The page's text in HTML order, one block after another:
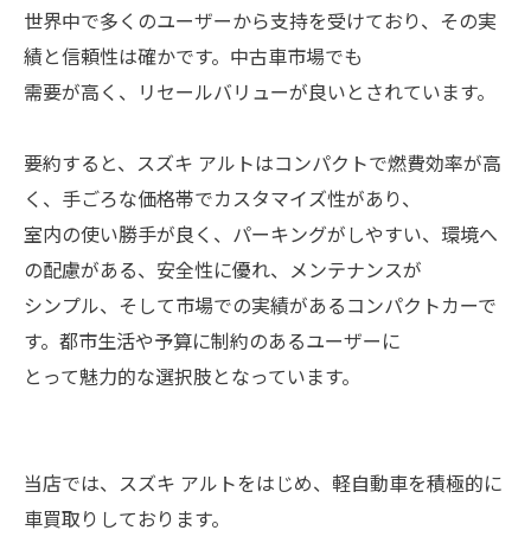
世界中で多くのユーザーから支持を受けており、その実
績と信頼性は確かです。中古車市場でも
需要が高く、リセールバリューが良いとされています。
要約すると、スズキ アルトはコンパクトで燃費効率が高
く、手ごろな価格帯でカスタマイズ性があり、
室内の使い勝手が良く、パーキングがしやすい、環境へ
の配慮がある、安全性に優れ、メンテナンスが
シンプル、そして市場での実績があるコンパクトカーで
す。都市生活や予算に制約のあるユーザーに
とって魅力的な選択肢となっています。
当店では、スズキ アルトをはじめ、軽自動車を積極的に
車買取りしております。